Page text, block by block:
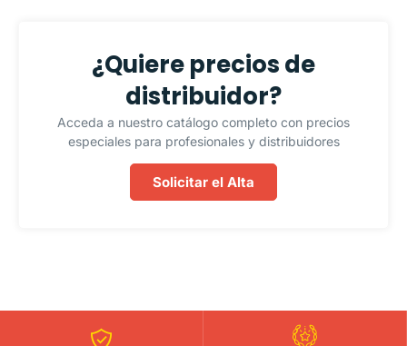
¿Quiere precios de
distribuidor?
Acceda a nuestro catálogo completo con precios
especiales para profesionales y distribuidores
Solicitar el Alta